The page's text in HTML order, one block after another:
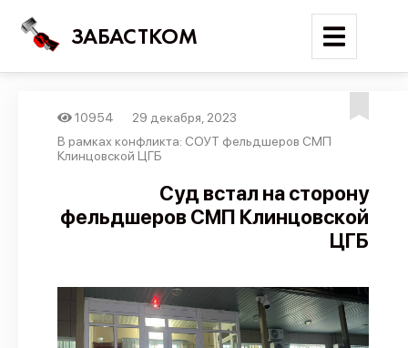
ЗАБАСТКОМ
Войти
Поиск
Новости
Отчеты
Предложить публикацию
10954
29 декабря, 2023
В рамках конфликта: СОУТ фельдшеров СМП
Клинцовской ЦГБ
Суд встал на сторону
фельдшеров СМП Клинцовской
ЦГБ